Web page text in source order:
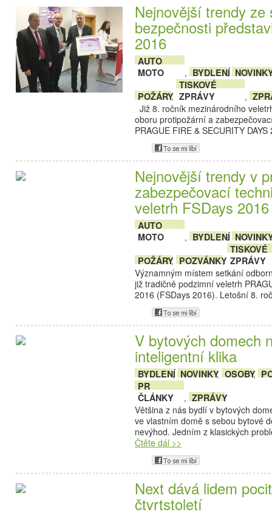
Nejnovější trendy ze
bezpečnosti
2016
AUTO
MOTO
, BYDLENÍ,
POŽÁRY,
TISKOVÉ
ZPRÁVY
,
Již 8. ročník mezinárodního
oboru protipožární a
PRAGUE FIRE & SECURITY
Nejnovější trendy v
zabezpečovací
veletrh FSDays 2016
AUTO
MOTO
, BYDLENÍ,
POŽÁRY, POZVÁNKY
,
TISKOVÉ
ZPRÁVY
Významným místem setkání
již tradičně podzimní veletrh
2016 (FSDays 2016). Letošní 8.
V bytových domech
inteligentní klika
BYDLENÍ, NOVINKY, OSOBY,
PR
ČLÁNKY
, ZPRÁVY
Většina z nás bydlí v bytových
ve vlastním domě s sebou bytové
nevýhod. Jedním z klasických
Čtěte dál >>
Next dává lidem
čtvrtstoletí